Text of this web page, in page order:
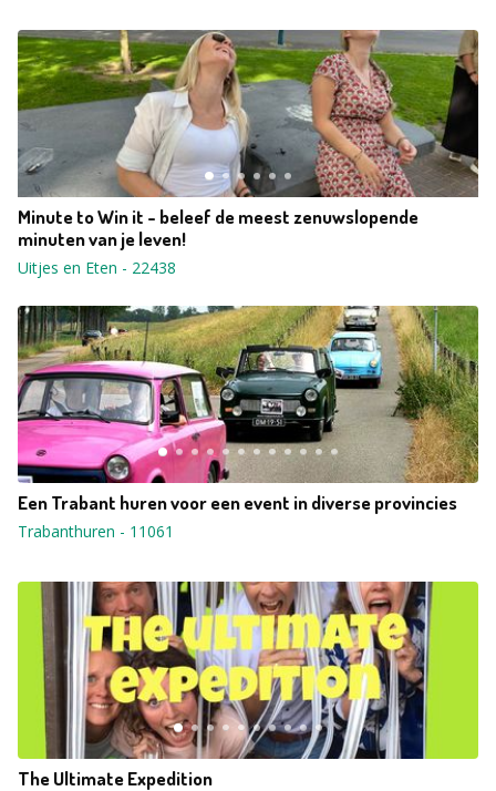
Minute to Win it - beleef de meest zenuwslopende
minuten van je leven!
Uitjes en Eten - 22438
Een Trabant huren voor een event in diverse provincies
Trabanthuren - 11061
The Ultimate Expedition